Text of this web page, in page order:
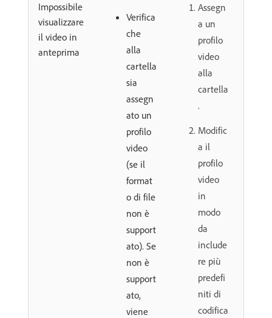
Impossibile
visualizzare
il video in
anteprima
Verifica
che
alla
cartella
sia
assegn
ato un
profilo
video
(se il
format
o di file
non è
support
ato). Se
non è
support
ato,
viene
Assegn
a un
profilo
video
alla
cartella
.
Modific
a il
profilo
video
in
modo
da
include
re più
predefi
niti di
codifica